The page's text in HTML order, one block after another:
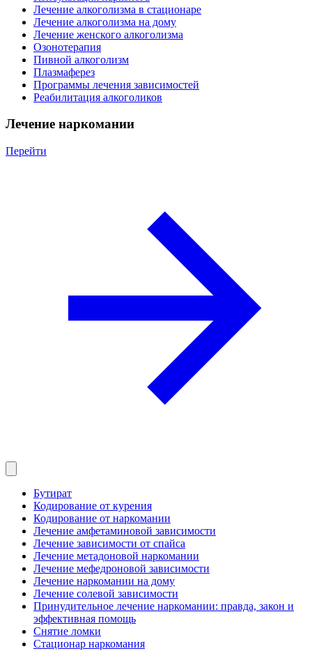
Лечение алкоголизма в стационаре
Лечение алкоголизма на дому
Лечение женского алкоголизма
Озонотерапия
Пивной алкоголизм
Плазмаферез
Программы лечения зависимостей
Реабилитация алкоголиков
Лечение наркомании
Перейти
Бутират
Кодирование от курения
Кодирование от наркомании
Лечение амфетаминовой зависимости
Лечение зависимости от спайса
Лечение метадоновой наркомании
Лечение мефедроновой зависимости
Лечение наркомании на дому
Лечение солевой зависимости
Принудительное лечение наркомании: правда, закон и
эффективная помощь
Снятие ломки
Стационар наркомания